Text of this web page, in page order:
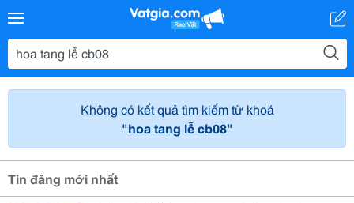
Không có kết quả tìm kiếm từ khoá
"hoa tang lễ cb08"
Tin đăng mới nhất